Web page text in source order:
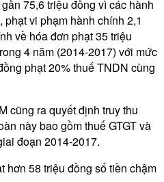
75,6 triệu đồng vì các hành
vi phạm hành chính 2,1
về hóa đơn phạt 35 triệu
4 năm (2014-2017) với mức
phạt 20% thuế TNDN cùng
cũng ra quyết định truy thu
này bao gồm thuế GTGT và
đoạn 2014-2017.
hơn 58 triệu đồng số tiền chậm